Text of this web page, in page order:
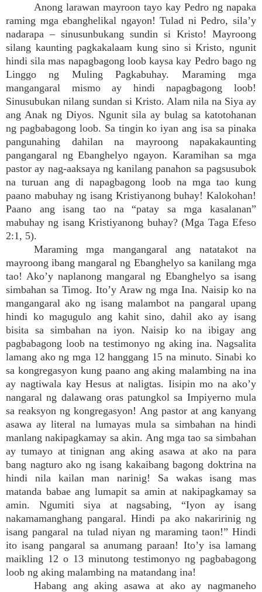
Anong larawan mayroon tayo kay Pedro ng napaka
raming mga ebanghelikal ngayon! Tulad ni Pedro, sila’y
nadarapa – sinusunbukang sundin si Kristo! Mayroong
silang kaunting pagkakalaam kung sino si Kristo, ngunit
hindi sila mas napagbagong loob kaysa kay Pedro bago ng
Linggo ng Muling Pagkabuhay. Maraming mga
mangangaral mismo ay hindi napagbagong loob!
Sinusubukan nilang sundan si Kristo. Alam nila na Siya ay
ang Anak ng Diyos. Ngunit sila ay bulag sa katotohanan
ng pagbabagong loob. Sa tingin ko iyan ang isa sa pinaka
pangunahing dahilan na mayroong napakakaunting
pangangaral ng Ebanghelyo ngayon. Karamihan sa mga
pastor ay nag-aaksaya ng kanilang panahon sa pagsusubok
na turuan ang di napagbagong loob na mga tao kung
paano mabuhay ng isang Kristiyanong buhay! Kalokohan!
Paano ang isang tao na “patay sa mga kasalanan”
mabuhay ng isang Kristiyanong buhay? (Mga Taga Efeso
2:1, 5).
Maraming mga mangangaral ang natatakot na
mayroong ibang mangaral ng Ebanghelyo sa kanilang mga
tao! Ako’y naplanong mangaral ng Ebanghelyo sa isang
simbahan sa Timog. Ito’y Araw ng mga Ina. Naisip ko na
mangangaral ako ng isang malambot na pangaral upang
hindi ko magugulo ang kahit sino, dahil ako ay isang
bisita sa simbahan na iyon. Naisip ko na ibigay ang
pagbabagong loob na testimonyo ng aking ina. Nagsalita
lamang ako ng mga 12 hanggang 15 na minuto. Sinabi ko
sa kongregasyon kung paano ang aking malambing na ina
ay nagtiwala kay Hesus at naligtas. Iisipin mo na ako’y
nangaral ng dalawang oras patungkol sa Impiyerno mula
sa reaksyon ng kongregasyon! Ang pastor at ang kanyang
asawa ay literal na lumayas mula sa simbahan na hindi
manlang nakipagkamay sa akin. Ang mga tao sa simbahan
ay tumayo at tinignan ang aking asawa at ako na para
bang nagturo ako ng isang kakaibang bagong doktrina na
hindi nila kailan man narinig! Sa wakas isang mas
matanda babae ang lumapit sa amin at nakipagkamay sa
amin. Ngumiti siya at nagsabing, “Iyon ay isang
nakamamanghang pangaral. Hindi pa ako nakaririnig ng
isang pangaral na tulad niyan ng maraming taon!” Hindi
ito isang pangaral sa anumang paraan! Ito’y isa lamang
maikling 12 o 13 minutong testimonyo ng pagbabagong
loob ng aking malambing na matandang ina!
Habang ang aking asawa at ako ay nagmaneho